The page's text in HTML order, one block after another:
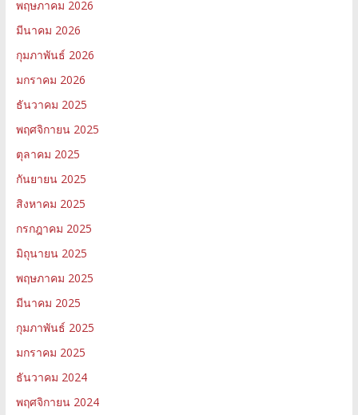
พฤษภาคม 2026
มีนาคม 2026
กุมภาพันธ์ 2026
มกราคม 2026
ธันวาคม 2025
พฤศจิกายน 2025
ตุลาคม 2025
กันยายน 2025
สิงหาคม 2025
กรกฎาคม 2025
มิถุนายน 2025
พฤษภาคม 2025
มีนาคม 2025
กุมภาพันธ์ 2025
มกราคม 2025
ธันวาคม 2024
พฤศจิกายน 2024